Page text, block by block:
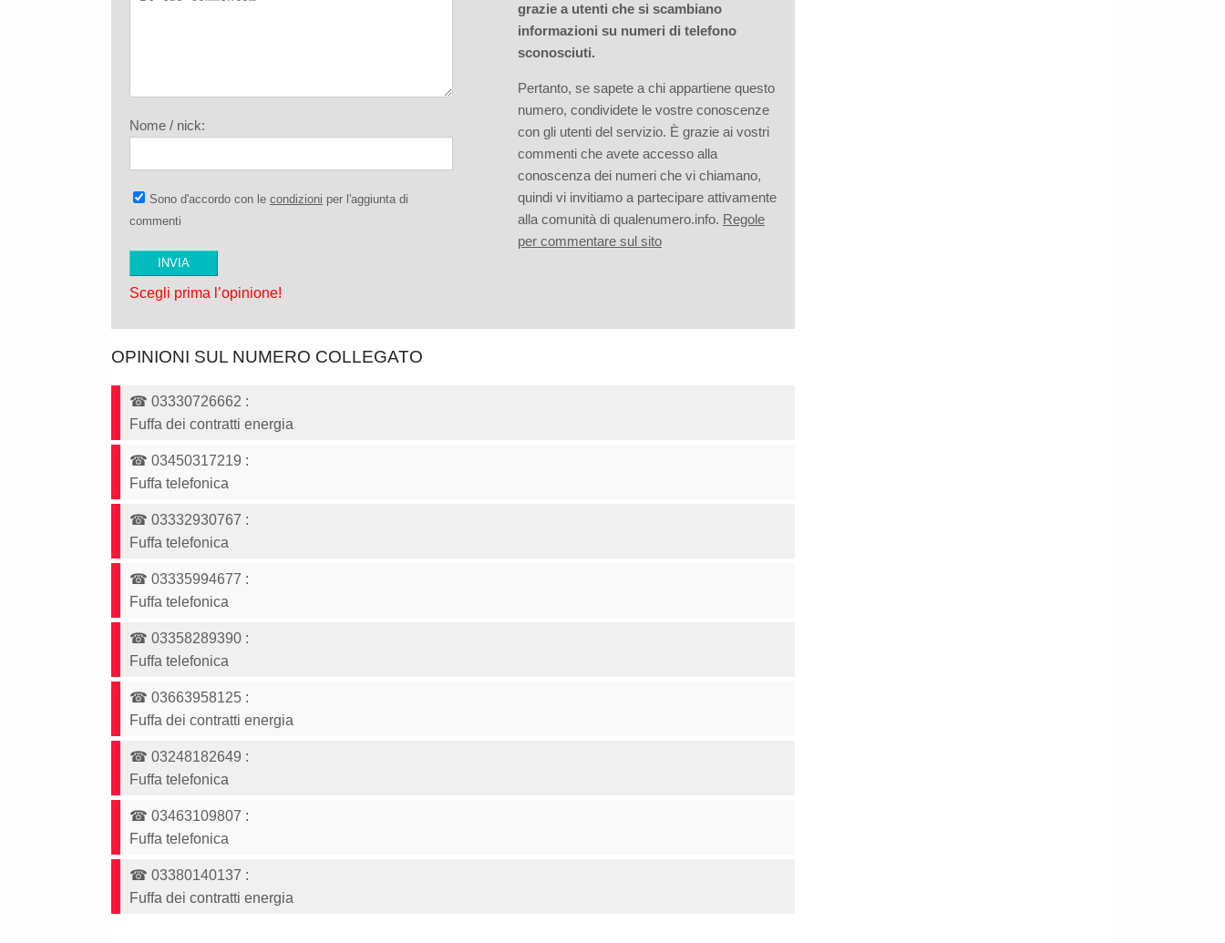
Nome / nick:
Sono d'accordo con le condizioni per l'aggiunta di
commenti
Scegli prima l’opinione!
grazie a utenti che si scambiano
informazioni su numeri di telefono
sconosciuti.
Pertanto, se sapete a chi appartiene questo
numero, condividete le vostre conoscenze
con gli utenti del servizio. È grazie ai vostri
commenti che avete accesso alla
conoscenza dei numeri che vi chiamano,
quindi vi invitiamo a partecipare attivamente
alla comunità di qualenumero.info. Regole
per commentare sul sito
OPINIONI SUL NUMERO COLLEGATO
☎ 03330726662 :
Fuffa dei contratti energia
☎ 03450317219 :
Fuffa telefonica
☎ 03332930767 :
Fuffa telefonica
☎ 03335994677 :
Fuffa telefonica
☎ 03358289390 :
Fuffa telefonica
☎ 03663958125 :
Fuffa dei contratti energia
☎ 03248182649 :
Fuffa telefonica
☎ 03463109807 :
Fuffa telefonica
☎ 03380140137 :
Fuffa dei contratti energia